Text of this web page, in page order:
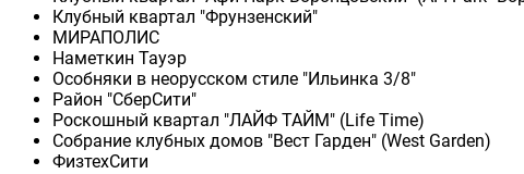
Клубный квартал "Фрунзенский"
МИРАПОЛИС
Наметкин Тауэр
Особняки в неорусском стиле "Ильинка 3/8"
Район "СберСити"
Роскошный квартал "ЛАЙФ ТАЙМ" (Life Time)
Собрание клубных домов "Вест Гарден" (West Garden)
ФизтехСити